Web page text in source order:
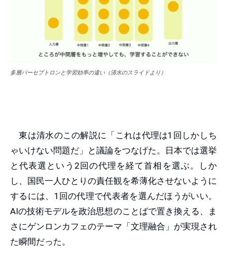
多層パーセプトロンと学習効率の違い（清水のスライドより）
東は清水のこの解説に「これは代理は1回しかしち
ゃいけない問題だ」と議論をつなげた。日本では選挙
と代表選という2回の代理を経て首相を選ぶ。しか
し、国民一人ひとりの責任観を希薄化させないように
するには、1回の代理で代表者を選んだほうがいい。
AIの技術モデルを政治思想のことばで置き換える、ま
さにゲンロンカフェのテーマ「文理融合」が実現され
た瞬間だった。